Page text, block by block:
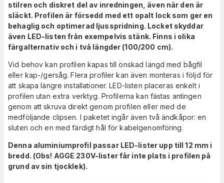
stilren och diskret del av inredningen, även när den är
släckt. Profilen är försedd med ett opalt lock som ger en
behaglig och optimerad ljusspridning. Locket skyddar
även LED-listen från exempelvis stänk. Finns i olika
färgalternativ och i två längder (100/200 cm).
Vid behov kan profilen kapas till önskad längd med bågfil
eller kap-/gersåg. Flera profiler kan även monteras i följd för
att skapa längre installationer. LED-listen placeras enkelt i
profilen utan extra verktyg. Profilerna kan fästas antingen
genom att skruva direkt genom profilen eller med de
medföljande clipsen. I paketet ingår även två ändkåpor: en
sluten och en med färdigt hål för kabelgenomföring.
Denna aluminiumprofil passar LED-lister upp till 12 mm i
bredd. (Obs! AGGE 230V-lister får inte plats i profilen på
grund av sin tjocklek).